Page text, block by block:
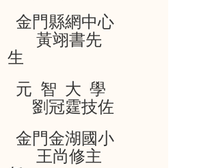
金門縣網中心
黃翊書先
生
元 智 大 學
劉冠霆技佐
金門金湖國小
王尚修主